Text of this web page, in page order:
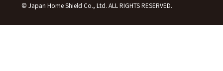
© Japan Home Shield Co., Ltd. ALL RIGHTS RESERVED.